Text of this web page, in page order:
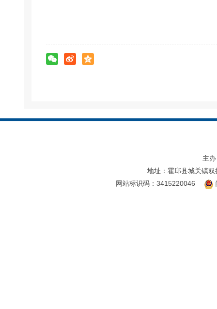
主
地址：霍邱县城关镇双
网站标识码：3415220046